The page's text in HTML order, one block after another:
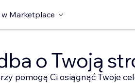
Marketplace
o Twoją
pomogą Ci osiągnąć Twoje